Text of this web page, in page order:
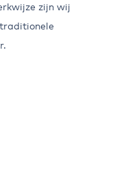
zijn wij